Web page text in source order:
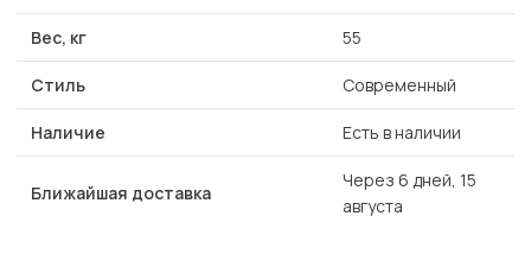
Вес, кг 55
Стиль Современный
Наличие Есть в наличии
Ближайшая доставка
Через 6 дней, 15
августа